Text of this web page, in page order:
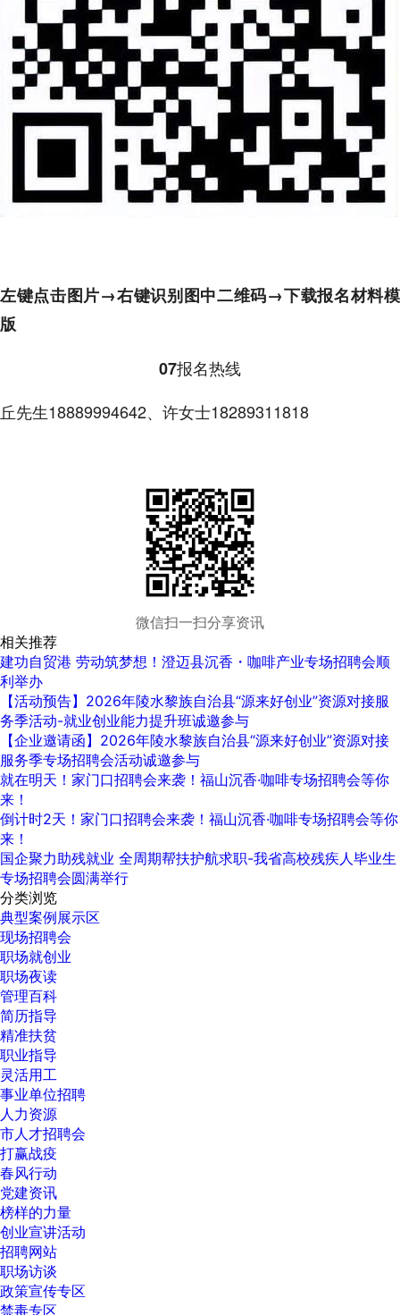
左键点击图片→右键识别图中二维码→下载报名材料模
版
07报名热线
丘先生18889994642、许女士18289311818
微信扫一扫分享资讯
相关推荐
建功自贸港 劳动筑梦想！‍澄迈县沉香・咖啡产业专场招聘会顺
利举办
【活动预告】2026年陵水黎族自治县“源来好创业”资源对接服
务季活动-就业创业能力提升班诚邀参与
【企业邀请函】2026年陵水黎族自治县“源来好创业”资源对接
服务季专场招聘会活动诚邀参与
就在明天！家门口招聘会来袭！福山沉香·咖啡专场招聘会等你
来！
倒计时2天！家门口招聘会来袭！福山沉香·咖啡专场招聘会等你
来！
国企聚力助残就业 全周期帮扶护航求职-我省高校残疾人毕业生
专场招聘会圆满举行
分类浏览
典型案例展示区
现场招聘会
职场就创业
职场夜读
管理百科
简历指导
精准扶贫
职业指导
灵活用工
事业单位招聘
人力资源
市人才招聘会
打赢战疫
春风行动
党建资讯
榜样的力量
创业宣讲活动
招聘网站
职场访谈
政策宣传专区
禁毒专区